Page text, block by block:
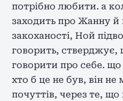
потрібно любити. а
заходить про Жанну й
закоханості, Ной
говорить, стверджує,
говорити про себе. що
хто б це не був, він не
почуттів, через те, що